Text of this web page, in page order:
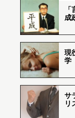
成
現
学
サ
リ